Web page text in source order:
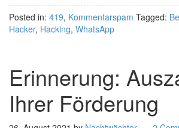
Posted in: 419, Kommentarspam Tagged:
Hacker, Hacking, WhatsApp
Erinnerung:
Ihrer Förderung